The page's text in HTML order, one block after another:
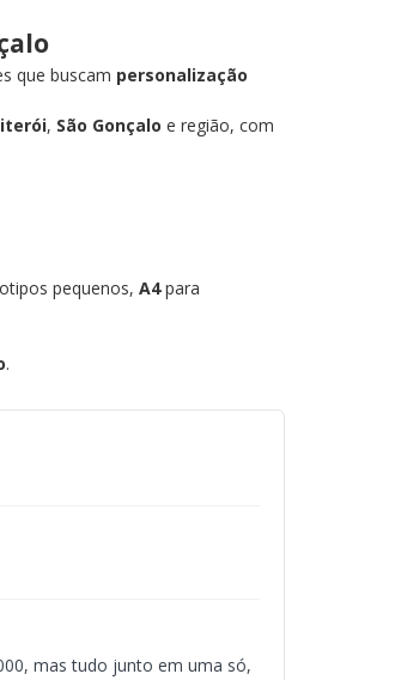
que buscam personalização
, São Gonçalo e região, com
pequenos, A4para
.
mas tudo junto em uma só,